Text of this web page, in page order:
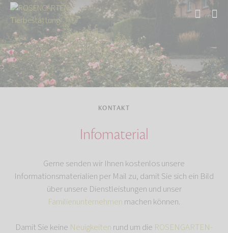
Start Kontakt
KONTAKT
Infomaterial
Gerne senden wir Ihnen kostenlos unsere
Informationsmaterialien per Mail zu, damit Sie sich ein Bild
über unsere Dienstleistungen und unser
Familienunternehmen machen können.
Damit Sie keine Neuigkeiten rund um die ROSENGARTEN-